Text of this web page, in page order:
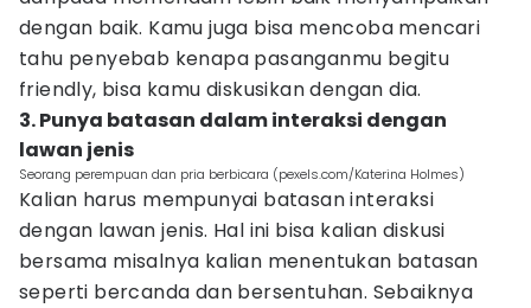
dengan baik. Kamu juga bisa mencoba mencari
tahu penyebab kenapa pasanganmu begitu
friendly, bisa kamu diskusikan dengan dia.
3. Punya batasan dalam interaksi dengan
lawan jenis
Seorang perempuan dan pria berbicara (pexels.com/Katerina Holmes)
Kalian harus mempunyai batasan interaksi
dengan lawan jenis. Hal ini bisa kalian diskusi
bersama misalnya kalian menentukan batasan
seperti bercanda dan bersentuhan. Sebaiknya